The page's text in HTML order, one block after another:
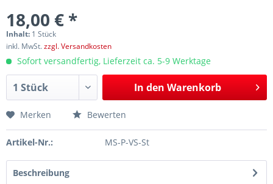
18,00 € *
Inhalt: 1 Stück
inkl. MwSt.zzgl. Versandkosten
Sofort versandfertig, Lieferzeit ca. 5-9 Werktage
In den Warenkorb
Merken Bewerten
Artikel-Nr.: MS-P-VS-St
Beschreibung